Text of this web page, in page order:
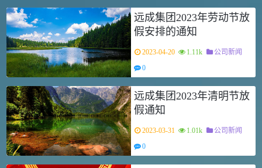
远成集团2023年劳动节放
假安排的通知
2023-04-20 1.11k
公司新闻
0
远成集团2023年清明节放
假通知
2023-03-31 1.01k
公司新闻
0